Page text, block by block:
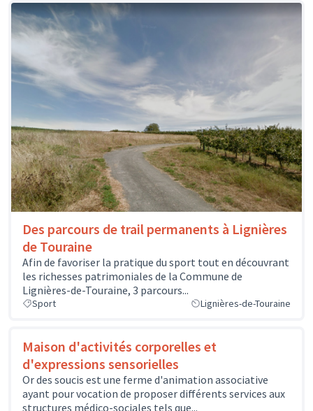
Des parcours de trail permanents à Lignières
de Touraine
Afin de favoriser la pratique du sport tout en découvrant
les richesses patrimoniales de la Commune de
Lignières-de-Touraine, 3 parcours...
Sport Lignières-de-Touraine
Maison d'activités corporelles et
d'expressions sensorielles
Or des soucis est une ferme d'animation associative
ayant pour vocation de proposer différents services aux
structures médico-sociales tels que...